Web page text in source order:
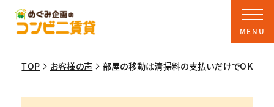
TOP お客様の声 部屋の移動は清掃料の支払いだけでOK